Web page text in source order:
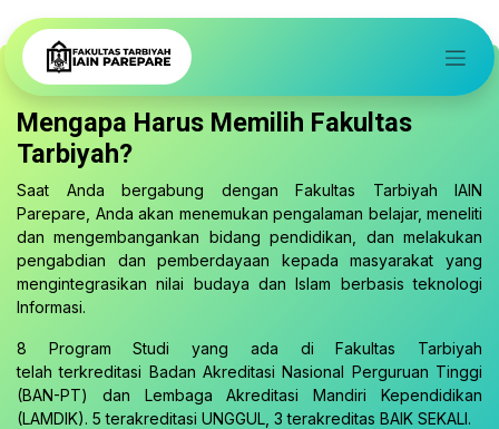
Mengapa Harus Memilih Fakultas
Tarbiyah?
Saat Anda bergabung dengan Fakultas Tarbiyah IAIN
Parepare, Anda akan menemukan pengalaman belajar, meneliti
dan mengembangankan bidang pendidikan, dan melakukan
pengabdian dan pemberdayaan kepada masyarakat yang
mengintegrasikan nilai budaya dan Islam berbasis teknologi
Informasi.
8 Program Studi yang ada di Fakultas Tarbiyah
telah terkreditasi Badan Akreditasi Nasional Perguruan Tinggi
(BAN-PT) dan Lembaga Akreditasi Mandiri Kependidikan
(LAMDIK). 5 terakreditasi UNGGUL, 3 terakreditas BAIK SEKALI.